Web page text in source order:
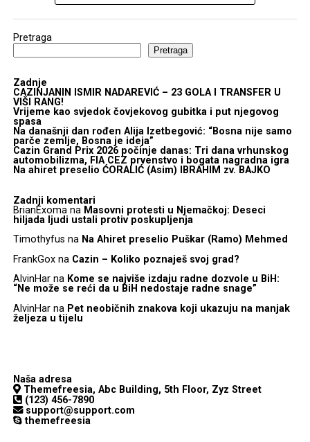
Pretraga
Pretraga
Zadnje
CAZINJANIN ISMIR NADAREVIĆ – 23 GOLA I TRANSFER U
VIŠI RANG!
Vrijeme kao svjedok čovjekovog gubitka i put njegovog
spasa
Na današnji dan rođen Alija Izetbegović: “Bosna nije samo
parče zemlje, Bosna je ideja”
Cazin Grand Prix 2026 počinje danas: Tri dana vrhunskog
automobilizma, FIA CEZ prvenstvo i bogata nagradna igra
Na ahiret preselio ĆORALIĆ (Asim) IBRAHIM zv. BAJKO
Zadnji komentari
BrianExomana Masovni protesti u Njemačkoj: Deseci
hiljada ljudi ustali protiv poskupljenja
Timothyfus na Na Ahiret preselio Puškar (Ramo) Mehmed
FrankGoxna Cazin – Koliko poznaješ svoj grad?
AlvinHarna Kome se najviše izdaju radne dozvole u BiH:
“Ne može se reći da u BiH nedostaje radne snage”
AlvinHarna Pet neobičnih znakova koji ukazuju na manjak
željeza u tijelu
Naša adresa
Themefreesia, Abc Building, 5th Floor, Zyz Street
(123) 456-7890
support@support.com
themefreesia